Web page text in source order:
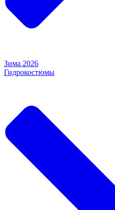
Зима 2026
Гидрокостюмы